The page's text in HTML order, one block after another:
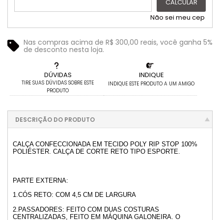
DÚVIDAS
TIRE SUAS DÚVIDAS SOBRE ESTE
PRODUTO
INDIQUE
INDIQUE ESTE PRODUTO A UM AMIGO
Nas compras acima de R$ 300,00 reais, você ganha 5%
de desconto nesta loja.
CALCULAR
Não sei meu cep
DESCRIÇÃO DO PRODUTO
CALÇA CONFECCIONADA EM TECIDO POLY RIP STOP 100%
POLIÉSTER. CALÇA DE CORTE RETO TIPO ESPORTE.
PARTE EXTERNA:
1.CÓS RETO: COM 4,5 CM DE LARGURA
2.PASSADORES: FEITO COM DUAS COSTURAS
CENTRALIZADAS, FEITO EM MÁQUINA GALONEIRA. O